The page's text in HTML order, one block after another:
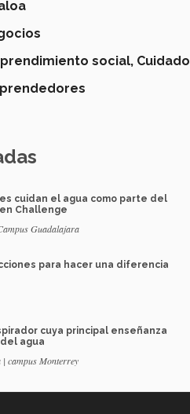
social,
cuidan el agua como parte del
Challenge
Guadalajara
para hacer una diferencia
cuya principal enseñanza
agua
campus Monterrey